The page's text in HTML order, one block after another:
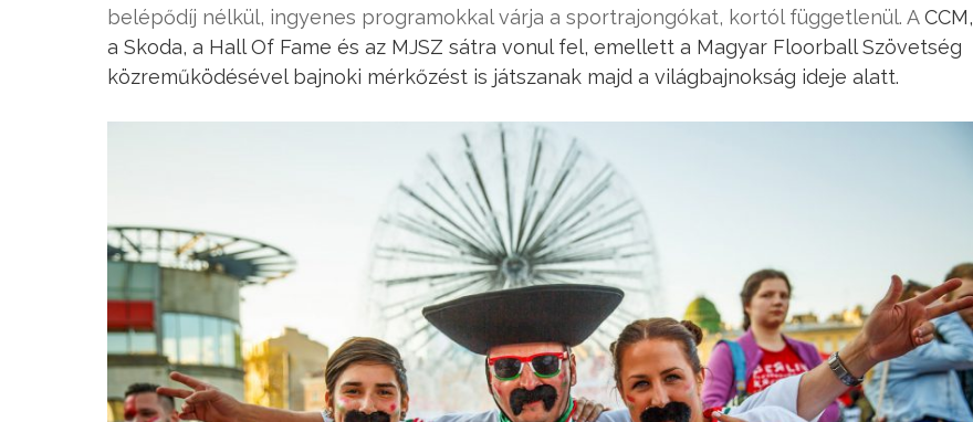
belépődíj nélkül, ingyenes programokkal várja a sportrajongókat, kortól függetlenül. ACCM,
a Skoda, a Hall Of Fame és az MJSZ sátra vonul fel, emellett a Magyar Floorball Szövetség
közreműködésével bajnoki mérkőzést is játszanak majd a világbajnokság ideje alatt.